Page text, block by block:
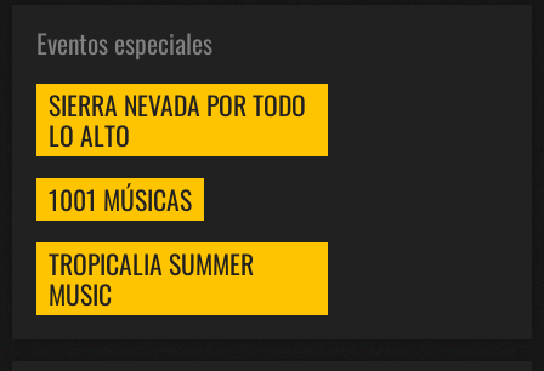
Eventos especiales
SIERRA NEVADA POR TODO
LO ALTO
1001 MÚSICAS
TROPICALIA SUMMER
MUSIC